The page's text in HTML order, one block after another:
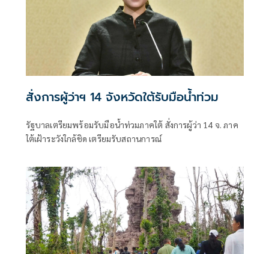
สั่งการผู้ว่าฯ 14 จังหวัดใต้รับมือน้ำท่วม
รัฐบาลเตรียมพร้อมรับมือน้ำท่วมภาคใต้ สั่งการผู้ว่า 14 จ. ภาค
ใต้เฝ้าระวังใกล้ชิด เตรียมรับสถานการณ์